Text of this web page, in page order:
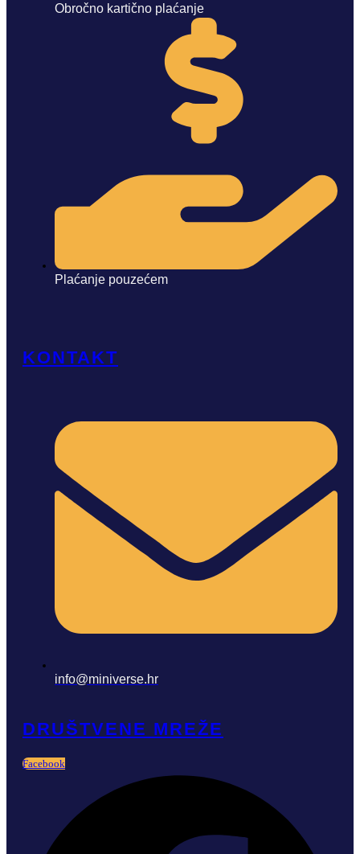
Obročno kartično plaćanje
Plaćanje pouzećem
KONTAKT
info@miniverse.hr
DRUŠTVENE MREŽE
Facebook